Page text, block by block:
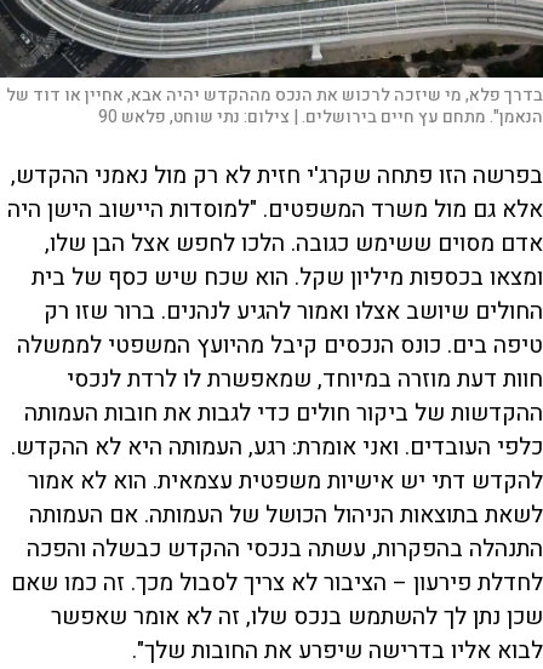
בדרך פלא, מי שיזכה לרכוש את הנכס מההקדש יהיה אבא, אחיין או דוד של
הנאמן". מתחם עץ חיים בירושלים. | צילום:נתי שוחט, פלאש 90
בפרשה הזו פתחה שקרג'י חזית לא רק מול נאמני ההקדש,
אלא גם מול משרד המשפטים. "למוסדות היישוב הישן היה
אדם מסוים ששימש כגובה. הלכו לחפש אצל הבן שלו,
ומצאו בכספות מיליון שקל. הוא שכח שיש כסף של בית
החולים שיושב אצלו ואמור להגיע לנהנים. ברור שזו רק
טיפה בים. כונס הנכסים קיבל מהיועץ המשפטי לממשלה
חוות דעת מוזרה במיוחד, שמאפשרת לו לרדת לנכסי
ההקדשות של ביקור חולים כדי לגבות את חובות העמותה
כלפי העובדים. ואני אומרת: רגע, העמותה היא לא ההקדש.
להקדש דתי יש אישיות משפטית עצמאית. הוא לא אמור
לשאת בתוצאות הניהול הכושל של העמותה. אם העמותה
התנהלה בהפקרות, עשתה בנכסי ההקדש כבשלה והפכה
לחדלת פירעון – הציבור לא צריך לסבול מכך. זה כמו שאם
שכן נתן לך להשתמש בנכס שלו, זה לא אומר שאפשר
לבוא אליו בדרישה שיפרע את החובות שלך".